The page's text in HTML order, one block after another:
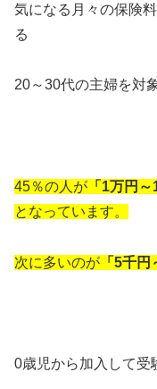
気になる月々の保険
る
20～30代の主婦を対
45％の人が 「1万円
となっています。
次に多いのが 「5千円
0歳児から加入して受